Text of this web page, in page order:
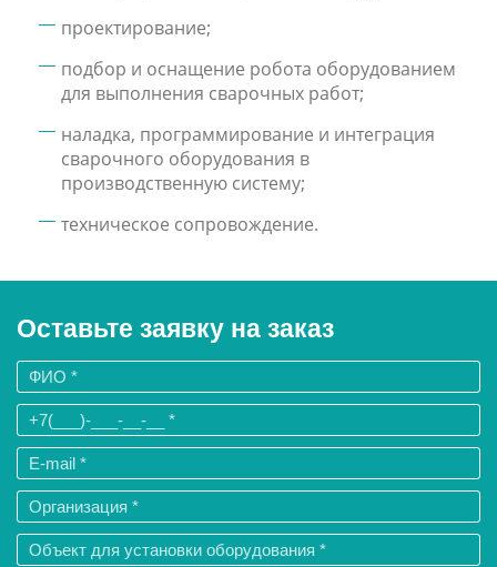
проектирование;
подбор и оснащение робота оборудованием
для выполнения сварочных работ;
наладка, программирование и интеграция
сварочного оборудования в
производственную систему;
техническое сопровождение.
Оставьте заявку на заказ